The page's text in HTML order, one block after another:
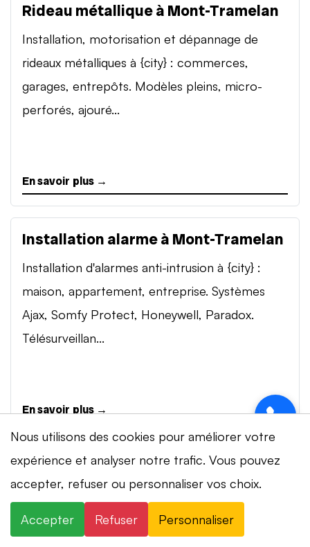
Rideau métallique à Mont-Tramelan
Installation, motorisation et dépannage de
rideaux métalliques à {city} : commerces,
garages, entrepôts. Modèles pleins, micro-
perforés, ajouré...
En savoir plus →
Installation alarme à Mont-Tramelan
Installation d'alarmes anti-intrusion à {city} :
maison, appartement, entreprise. Systèmes
Ajax, Somfy Protect, Honeywell, Paradox.
Télésurveillan...
En savoir plus →
Vidéosurveillance à Mont-Tramelan
Installation de systèmes de vidéosurveillance à
{city} : caméras IP 4K, visionnage smartphone,
Nous utilisons des cookies pour améliorer votre
expérience et analyser notre trafic. Vous pouvez
accepter, refuser ou personnaliser vos choix.
Accepter Refuser Personnaliser
⚡ Intervention en 20 min· 24h/24 · 7j/7 ·
Devis gratuit
+41 78 319 32 82
WhatsApp